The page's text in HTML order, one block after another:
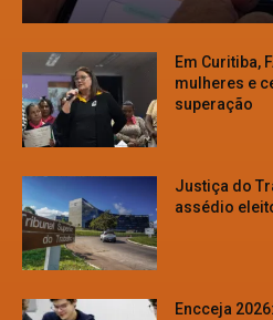
Em Curitiba,
mulheres e
superação
Justiça do
assédio
Encceja